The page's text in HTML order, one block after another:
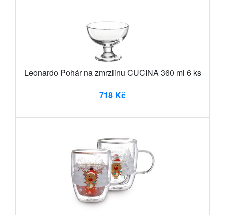
Leonardo Pohár na zmrzlinu CUCINA 360 ml 6 ks
718 Kč